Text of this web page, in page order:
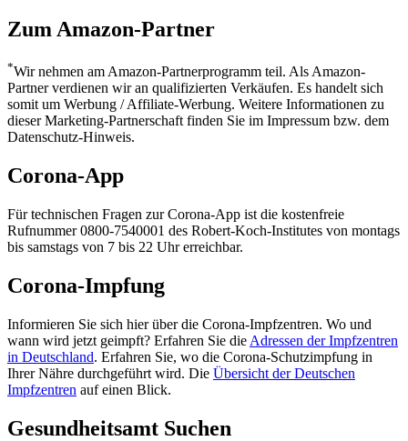
Zum Amazon-Partner
*Wir nehmen am Amazon-Partnerprogramm teil. Als Amazon-
Partner verdienen wir an qualifizierten Verkäufen. Es handelt sich
somit um Werbung / Affiliate-Werbung. Weitere Informationen zu
dieser Marketing-Partnerschaft finden Sie im Impressum bzw. dem
Datenschutz-Hinweis.
Corona-App
Für technischen Fragen zur Corona-App ist die kostenfreie
Rufnummer 0800-7540001 des Robert-Koch-Institutes von montags
bis samstags von 7 bis 22 Uhr erreichbar.
Corona-Impfung
Informieren Sie sich hier über die Corona-Impfzentren. Wo und
wann wird jetzt geimpft? Erfahren Sie die Adressen der Impfzentren
in Deutschland. Erfahren Sie, wo die Corona-Schutzimpfung in
Ihrer Nähre durchgeführt wird. Die Übersicht der Deutschen
Impfzentren auf einen Blick.
Gesundheitsamt Suchen